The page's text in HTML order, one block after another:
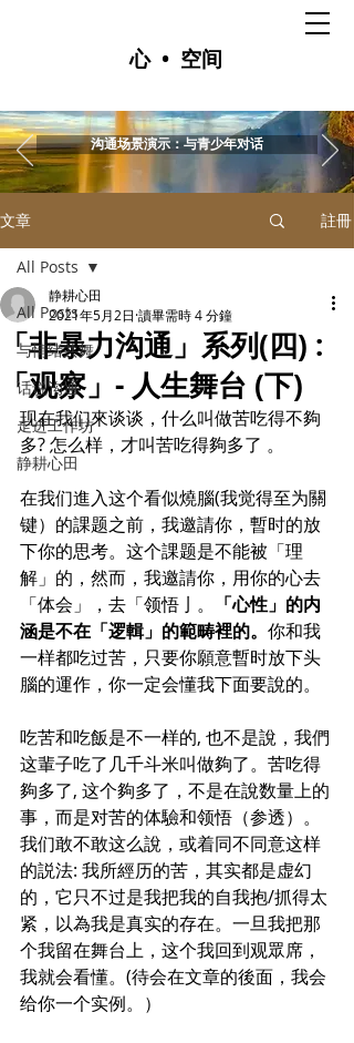
心 • 空间
沟通场景演示：与青少年对话
文章 註冊
All Posts
与情绪共舞
话说沟通
走进工作坊
静耕心田
All Posts
「非暴力沟通」系列(四) :
「观察」- 人生舞台 (下)
静耕心田
2021年5月2日 讀畢需時 4 分鐘
现在我们來谈谈，什么叫做苦吃得不夠
多? 怎么样，才叫苦吃得夠多了 。
在我们進入这个看似燒腦(我觉得至为關
键）的課题之前，我邀請你，暫时的放
下你的思考。这个課题是不能被「理
解」的，然而，我邀請你，用你的心去
「体会」，去「领悟亅。
「心性」的内
涵是不在「逻輯」的範畴裡的。 你和我
一样都吃过苦，只要你願意暫时放下头
腦的運作，你一定会懂我下面要說的。
吃苦和吃飯是不一样的, 也不是說，我們
这輩子吃了几千斗米叫做夠了。苦吃得
夠多了, 这个夠多了，不是在說数量上的
事，而是对苦的体驗和领悟（参透）。
我们敢不敢这么說，或着同不同意这样
的説法: 我所經历的苦，其实都是虚幻
的，它只不过是我把我的自我抱/抓得太
紧，以為我是真实的存在。一旦我把那
个我留在舞台上，这个我回到观眾席，
我就会看懂。(待会在文章的後面，我会
给你一个实例。）